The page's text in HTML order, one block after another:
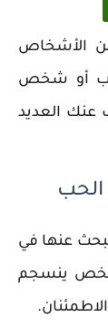
الأشخاص
أو شخص
العديد
عنها في
ينسجم